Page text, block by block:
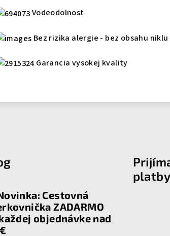
Vodeodolnosť
Bez rizika alergie - bez obsahu niklu
Garancia vysokej kvality
Cestovná
ZADARMO
objednávke nad
platby